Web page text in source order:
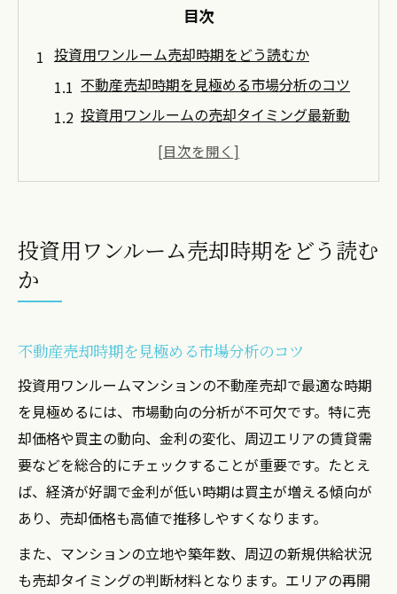
目次
投資用ワンルーム売却時期をどう読むか
不動産売却時期を見極める市場分析のコツ
投資用ワンルームの売却タイミング最新動
利益最大化へ導く不動産売却の極意
投資用ワンルーム売却で高値を狙う方法
不動産売却で損をしない相場活用テクニッ
ク
マンション売却時に注意すべきポイント解
説
不動産売却成功のための見極めポイント
売却タイミング選定で税金を抑える方法
不動産売却で税金負担を軽減する時期選び
投資用ワンルーム売却と譲渡所得の関係
投資用ワンルーム売却時期をどう読む
か
不動産売却時期を見極める市場分析のコツ
投資用ワンルームマンションの不動産売却で最適な時期
を見極めるには、市場動向の分析が不可欠です。特に売
却価格や買主の動向、金利の変化、周辺エリアの賃貸需
要などを総合的にチェックすることが重要です。たとえ
ば、経済が好調で金利が低い時期は買主が増える傾向が
あり、売却価格も高値で推移しやすくなります。
また、マンションの立地や築年数、周辺の新規供給状況
も売却タイミングの判断材料となります。エリアの再開